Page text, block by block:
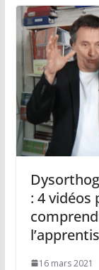
: 4
16 mars 2021